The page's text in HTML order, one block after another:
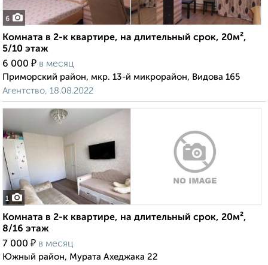
6
Комната в 2-к квартире, на длительный срок, 20м²,
5/10 этаж
6 000 ₽ в месяц
Приморский район, мкр. 13-й микрорайон, Видова 165
Агентство, 18.08.2022
1
Комната в 2-к квартире, на длительный срок, 20м²,
8/16 этаж
7 000 ₽ в месяц
Южный район, Мурата Ахеджака 22